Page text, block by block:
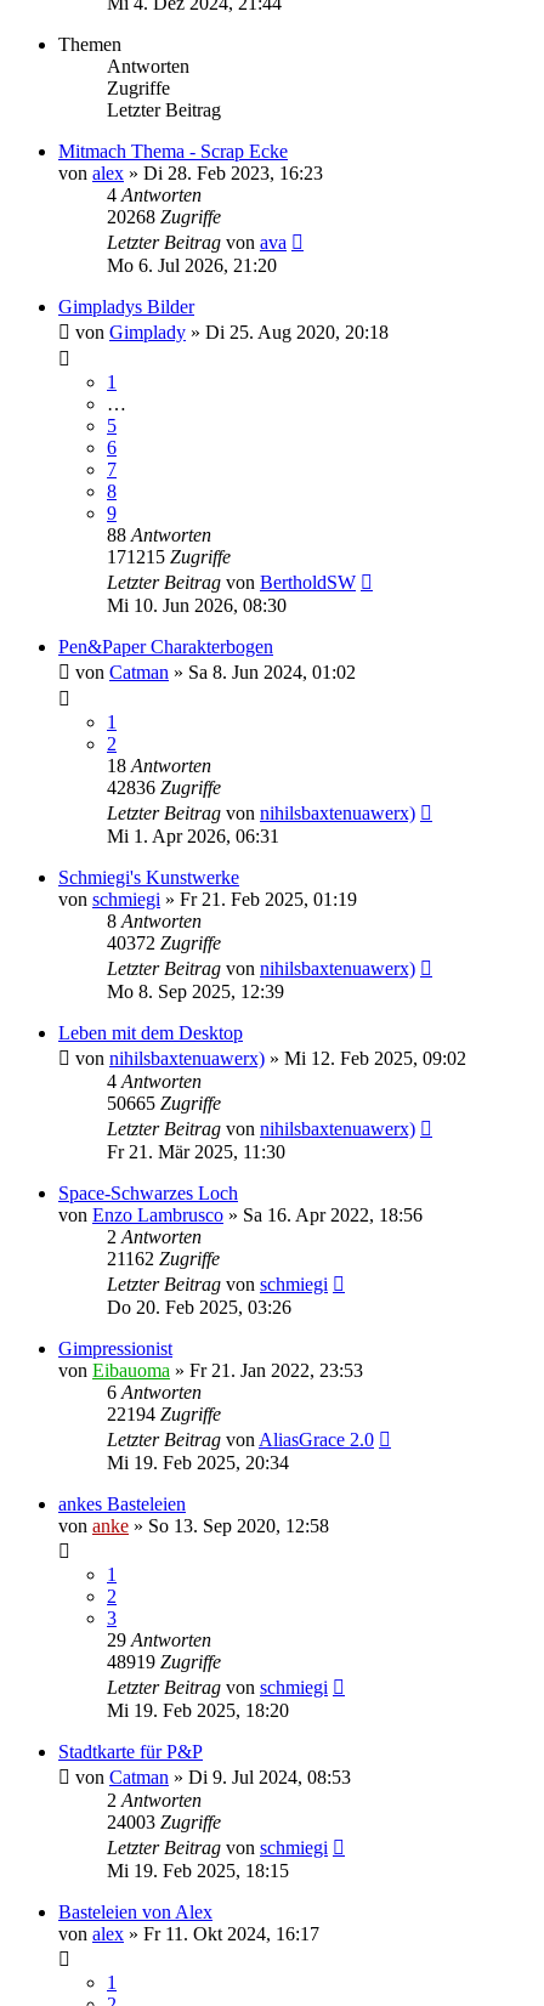
Themen
Antworten
Zugriffe
Letzter Beitrag
Mitmach Thema - Scrap Ecke
von alex » Di 28. Feb 2023, 16:23
4 Antworten
20268 Zugriffe
Letzter Beitrag von ava
Mo 6. Jul 2026, 21:20
Gimpladys Bilder
von Gimplady » Di 25. Aug 2020, 20:18
1
…
5
6
7
8
9
88 Antworten
171215 Zugriffe
Letzter Beitrag von BertholdSW
Mi 10. Jun 2026, 08:30
Pen&Paper Charakterbogen
von Catman » Sa 8. Jun 2024, 01:02
1
2
18 Antworten
42836 Zugriffe
Letzter Beitrag von nihilsbaxtenuawerx)
Mi 1. Apr 2026, 06:31
Schmiegi's Kunstwerke
von schmiegi » Fr 21. Feb 2025, 01:19
8 Antworten
40372 Zugriffe
Letzter Beitrag von nihilsbaxtenuawerx)
Mo 8. Sep 2025, 12:39
Leben mit dem Desktop
von nihilsbaxtenuawerx) » Mi 12. Feb 2025, 09:02
4 Antworten
50665 Zugriffe
Letzter Beitrag von nihilsbaxtenuawerx)
Fr 21. Mär 2025, 11:30
Space-Schwarzes Loch
von Enzo Lambrusco » Sa 16. Apr 2022, 18:56
2 Antworten
21162 Zugriffe
Letzter Beitrag von schmiegi
Do 20. Feb 2025, 03:26
Gimpressionist
von Eibauoma » Fr 21. Jan 2022, 23:53
6 Antworten
22194 Zugriffe
Letzter Beitrag von AliasGrace 2.0
Mi 19. Feb 2025, 20:34
ankes Basteleien
von anke » So 13. Sep 2020, 12:58
1
2
3
29 Antworten
48919 Zugriffe
Letzter Beitrag von schmiegi
Mi 19. Feb 2025, 18:20
Stadtkarte für P&P
von Catman » Di 9. Jul 2024, 08:53
2 Antworten
24003 Zugriffe
Letzter Beitrag von schmiegi
Mi 19. Feb 2025, 18:15
Basteleien von Alex
von alex » Fr 11. Okt 2024, 16:17
1